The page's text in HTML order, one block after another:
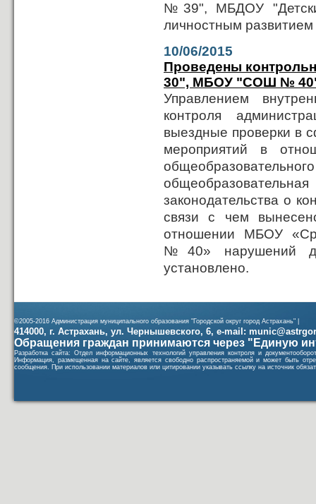
№39", МБДОУ
личностным
10/06/2015
Проведены
30", МБОУ "СОШ №
Управлением
контроля
выездные проверки в
мероприятий в
законодательства о
связи с чем
отношении МБОУ
№40» нарушений
установлено.
©2005-2016 Администрация муниципального образования "Городской округ город Астрахань" |
414000, г. Астрахань, ул. Чернышевского, 6, e-mail:
Обращения граждан принимаются через "Единую
Разработка сайта: Отдел информационных технологий управления контроля и
Информация, размещенная на сайте, является свободно распространяемой и может быть
сообщения. При использовании материалов или цитировании указывать ссылку на источник